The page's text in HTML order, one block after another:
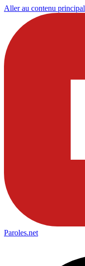
Aller au contenu principal
Paroles.net